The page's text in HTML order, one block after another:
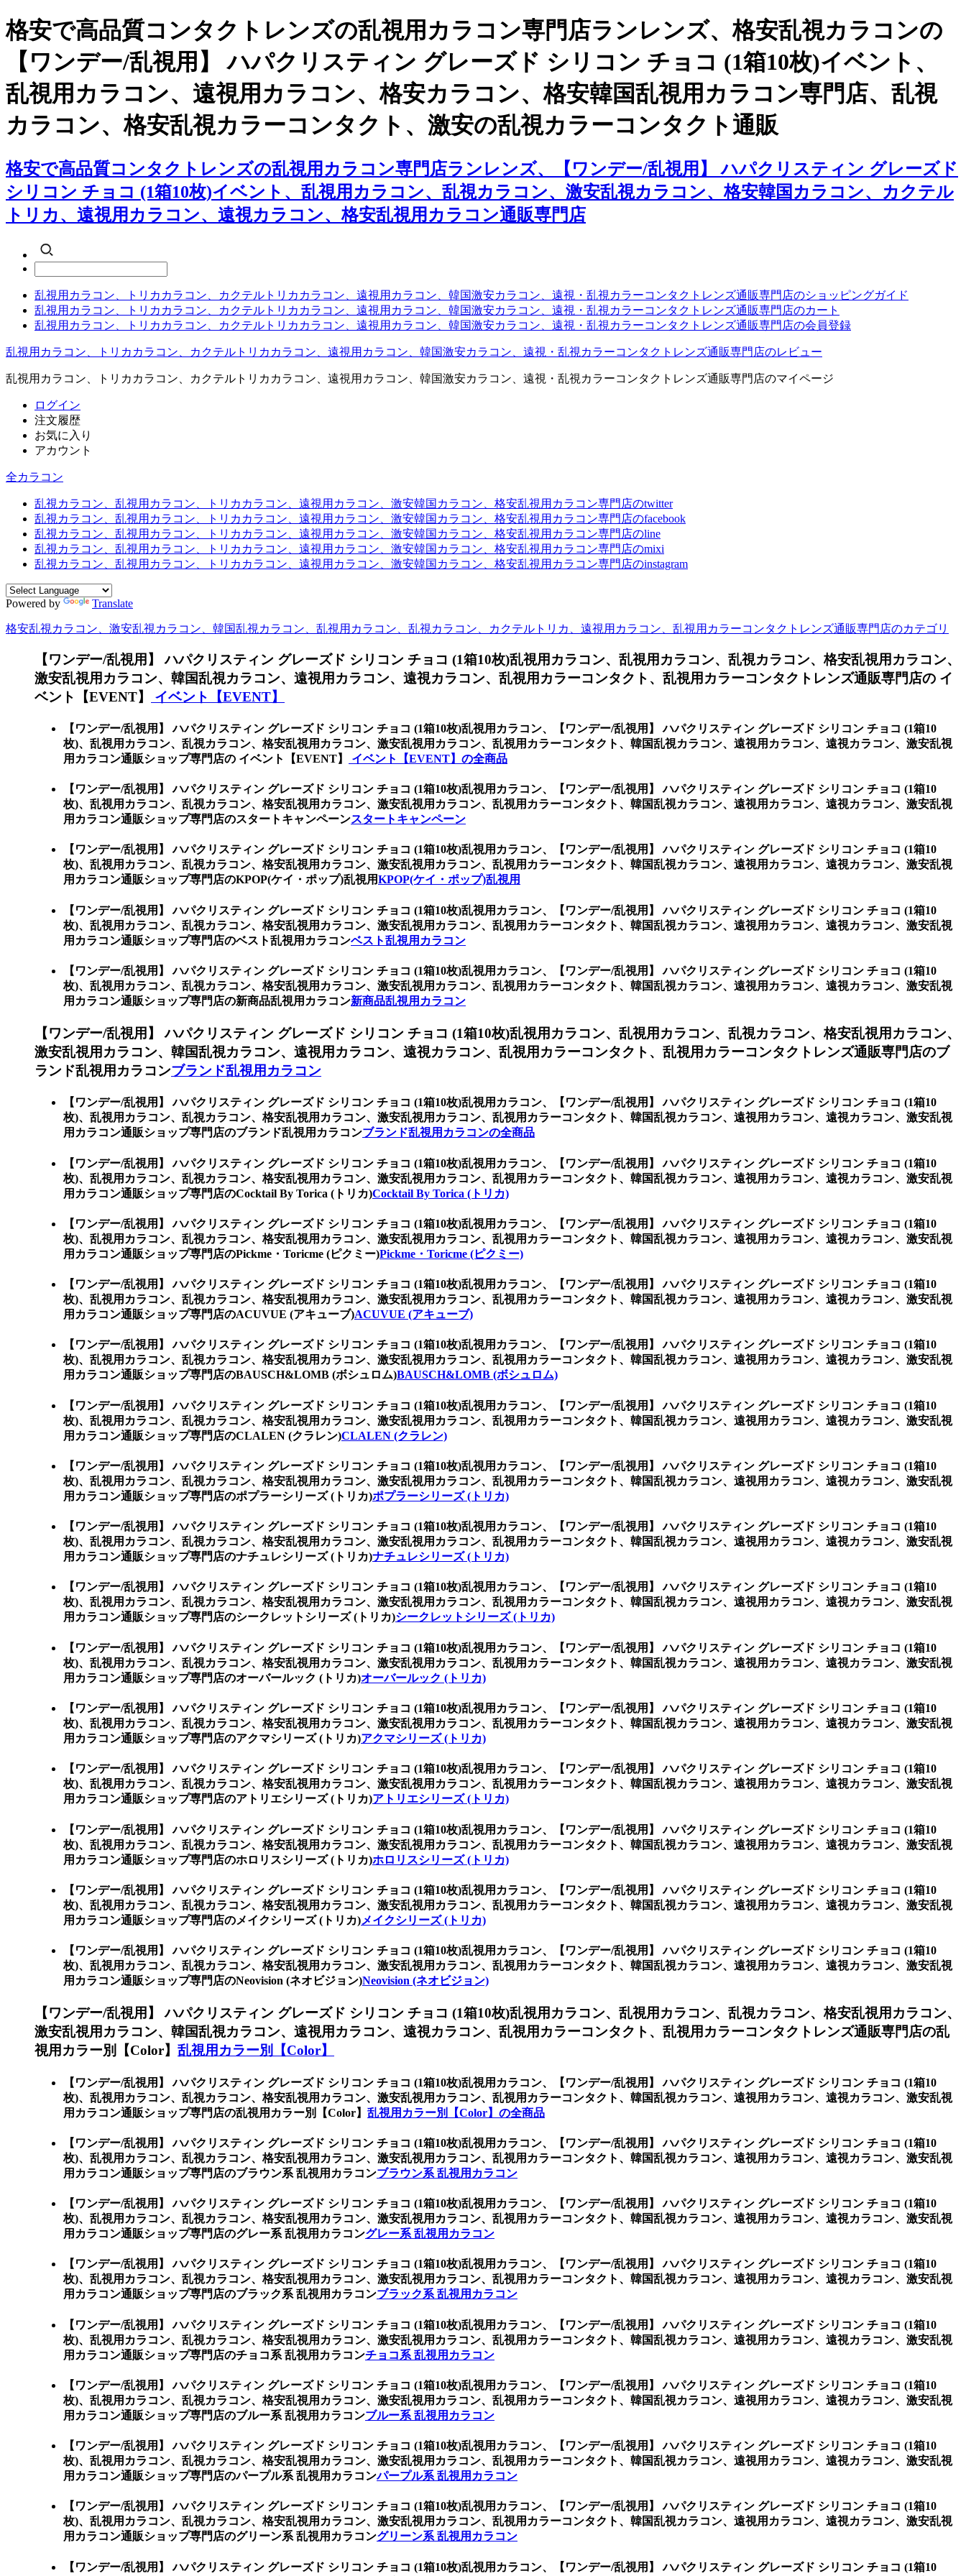
格安で高品質コンタクトレンズの乱視用カラコン専門店ランレンズ、格安乱視カラコンの
【ワンデー/乱視用】 ハパクリスティン グレーズド シリコン チョコ (1箱10枚)イベント、
乱視用カラコン、遠視用カラコン、格安カラコン、格安韓国乱視用カラコン専門店、乱視
カラコン、格安乱視カラーコンタクト、激安の乱視カラーコンタクト通販
格安で高品質コンタクトレンズの乱視用カラコン専門店ランレンズ、【ワンデー/乱視用】 ハパクリスティン グレーズド
シリコン チョコ (1箱10枚)イベント、乱視用カラコン、乱視カラコン、激安乱視カラコン、格安韓国カラコン、カクテル
トリカ、遠視用カラコン、遠視カラコン、格安乱視用カラコン通販専門店
乱視用カラコン、トリカカラコン、カクテルトリカカラコン、遠視用カラコン、韓国激安カラコン、遠視・乱視カラーコンタクトレンズ通販専門店のショッピングガイド
乱視用カラコン、トリカカラコン、カクテルトリカカラコン、遠視用カラコン、韓国激安カラコン、遠視・乱視カラーコンタクトレンズ通販専門店のカート
乱視用カラコン、トリカカラコン、カクテルトリカカラコン、遠視用カラコン、韓国激安カラコン、遠視・乱視カラーコンタクトレンズ通販専門店の会員登録
乱視用カラコン、トリカカラコン、カクテルトリカカラコン、遠視用カラコン、韓国激安カラコン、遠視・乱視カラーコンタクトレンズ通販専門店のレビュー
乱視用カラコン、トリカカラコン、カクテルトリカカラコン、遠視用カラコン、韓国激安カラコン、遠視・乱視カラーコンタクトレンズ通販専門店のマイページ
ログイン
注文履歴
お気に入り
アカウント
全カラコン
乱視カラコン、乱視用カラコン、トリカカラコン、遠視用カラコン、激安韓国カラコン、格安乱視用カラコン専門店のtwitter
乱視カラコン、乱視用カラコン、トリカカラコン、遠視用カラコン、激安韓国カラコン、格安乱視用カラコン専門店のfacebook
乱視カラコン、乱視用カラコン、トリカカラコン、遠視用カラコン、激安韓国カラコン、格安乱視用カラコン専門店のline
乱視カラコン、乱視用カラコン、トリカカラコン、遠視用カラコン、激安韓国カラコン、格安乱視用カラコン専門店のmixi
乱視カラコン、乱視用カラコン、トリカカラコン、遠視用カラコン、激安韓国カラコン、格安乱視用カラコン専門店のinstagram
Powered by Translate
格安乱視カラコン、激安乱視カラコン、韓国乱視カラコン、乱視用カラコン、乱視カラコン、カクテルトリカ、遠視用カラコン、乱視用カラーコンタクトレンズ通販専門店のカテゴリ
【ワンデー/乱視用】 ハパクリスティン グレーズド シリコン チョコ (1箱10枚)乱視用カラコン、 乱視用カラコン、乱視カラコン、格安乱視用カラコン、
激安乱視用カラコン、韓国乱視カラコン、遠視用カラコン、遠視カラコン、乱視用カラーコンタクト、乱視用カラーコンタクトレンズ通販専門店の イ
ベント【EVENT】
イベント【EVENT】
【ワンデー/乱視用】 ハパクリスティン グレーズド シリコン チョコ (1箱10枚)乱視用カラコン、
【ワンデー/乱視用】 ハパクリスティン グレーズド シリコン チョコ (1箱10
枚)、乱視用カラコン、乱視カラコン、格安乱視用カラコン、激安乱視用カラコン、乱視用カラーコンタクト、韓国乱視カラコン、遠視用カラコン、遠視カラコン、激安乱視
用カラコン通販ショップ専門店の イベント【EVENT】
イベント【EVENT】の全商品
【ワンデー/乱視用】 ハパクリスティン グレーズド シリコン チョコ (1箱10枚)乱視用カラコン、
【ワンデー/乱視用】 ハパクリスティン グレーズド シリコン チョコ (1箱10
枚)、乱視用カラコン、乱視カラコン、格安乱視用カラコン、激安乱視用カラコン、乱視用カラーコンタクト、韓国乱視カラコン、遠視用カラコン、遠視カラコン、激安乱視
用カラコン通販ショップ専門店のスタートキャンペーンスタートキャンペーン
【ワンデー/乱視用】 ハパクリスティン グレーズド シリコン チョコ (1箱10枚)乱視用カラコン、
【ワンデー/乱視用】 ハパクリスティン グレーズド シリコン チョコ (1箱10
枚)、乱視用カラコン、乱視カラコン、格安乱視用カラコン、激安乱視用カラコン、乱視用カラーコンタクト、韓国乱視カラコン、遠視用カラコン、遠視カラコン、激安乱視
用カラコン通販ショップ専門店のKPOP(ケイ・ポップ)乱視用KPOP(ケイ・ポップ)乱視用
【ワンデー/乱視用】 ハパクリスティン グレーズド シリコン チョコ (1箱10枚)乱視用カラコン、
【ワンデー/乱視用】 ハパクリスティン グレーズド シリコン チョコ (1箱10
枚)、乱視用カラコン、乱視カラコン、格安乱視用カラコン、激安乱視用カラコン、乱視用カラーコンタクト、韓国乱視カラコン、遠視用カラコン、遠視カラコン、激安乱視
用カラコン通販ショップ専門店のベスト乱視用カラコンベスト乱視用カラコン
【ワンデー/乱視用】 ハパクリスティン グレーズド シリコン チョコ (1箱10枚)乱視用カラコン、
【ワンデー/乱視用】 ハパクリスティン グレーズド シリコン チョコ (1箱10
枚)、乱視用カラコン、乱視カラコン、格安乱視用カラコン、激安乱視用カラコン、乱視用カラーコンタクト、韓国乱視カラコン、遠視用カラコン、遠視カラコン、激安乱視
用カラコン通販ショップ専門店の新商品乱視用カラコン新商品乱視用カラコン
【ワンデー/乱視用】 ハパクリスティン グレーズド シリコン チョコ (1箱10枚)乱視用カラコン、 乱視用カラコン、乱視カラコン、格安乱視用カラコン、
激安乱視用カラコン、韓国乱視カラコン、遠視用カラコン、遠視カラコン、乱視用カラーコンタクト、乱視用カラーコンタクトレンズ通販専門店のブ
ランド乱視用カラコンブランド乱視用カラコン
【ワンデー/乱視用】 ハパクリスティン グレーズド シリコン チョコ (1箱10枚)乱視用カラコン、
【ワンデー/乱視用】 ハパクリスティン グレーズド シリコン チョコ (1箱10
枚)、乱視用カラコン、乱視カラコン、格安乱視用カラコン、激安乱視用カラコン、乱視用カラーコンタクト、韓国乱視カラコン、遠視用カラコン、遠視カラコン、激安乱視
用カラコン通販ショップ専門店のブランド乱視用カラコンブランド乱視用カラコンの全商品
【ワンデー/乱視用】 ハパクリスティン グレーズド シリコン チョコ (1箱10枚)乱視用カラコン、
【ワンデー/乱視用】 ハパクリスティン グレーズド シリコン チョコ (1箱10
枚)、乱視用カラコン、乱視カラコン、格安乱視用カラコン、激安乱視用カラコン、乱視用カラーコンタクト、韓国乱視カラコン、遠視用カラコン、遠視カラコン、激安乱視
用カラコン通販ショップ専門店のCocktail By Torica (トリカ)Cocktail By Torica (トリカ)
【ワンデー/乱視用】 ハパクリスティン グレーズド シリコン チョコ (1箱10枚)乱視用カラコン、
【ワンデー/乱視用】 ハパクリスティン グレーズド シリコン チョコ (1箱10
枚)、乱視用カラコン、乱視カラコン、格安乱視用カラコン、激安乱視用カラコン、乱視用カラーコンタクト、韓国乱視カラコン、遠視用カラコン、遠視カラコン、激安乱視
用カラコン通販ショップ専門店のPickme・Toricme (ピクミー)Pickme・Toricme (ピクミー)
【ワンデー/乱視用】 ハパクリスティン グレーズド シリコン チョコ (1箱10枚)乱視用カラコン、
【ワンデー/乱視用】 ハパクリスティン グレーズド シリコン チョコ (1箱10
枚)、乱視用カラコン、乱視カラコン、格安乱視用カラコン、激安乱視用カラコン、乱視用カラーコンタクト、韓国乱視カラコン、遠視用カラコン、遠視カラコン、激安乱視
用カラコン通販ショップ専門店のACUVUE (アキューブ)ACUVUE (アキューブ)
【ワンデー/乱視用】 ハパクリスティン グレーズド シリコン チョコ (1箱10枚)乱視用カラコン、
【ワンデー/乱視用】 ハパクリスティン グレーズド シリコン チョコ (1箱10
枚)、乱視用カラコン、乱視カラコン、格安乱視用カラコン、激安乱視用カラコン、乱視用カラーコンタクト、韓国乱視カラコン、遠視用カラコン、遠視カラコン、激安乱視
用カラコン通販ショップ専門店のBAUSCH&LOMB (ボシュロム)BAUSCH&LOMB (ボシュロム)
【ワンデー/乱視用】 ハパクリスティン グレーズド シリコン チョコ (1箱10枚)乱視用カラコン、
【ワンデー/乱視用】 ハパクリスティン グレーズド シリコン チョコ (1箱10
枚)、乱視用カラコン、乱視カラコン、格安乱視用カラコン、激安乱視用カラコン、乱視用カラーコンタクト、韓国乱視カラコン、遠視用カラコン、遠視カラコン、激安乱視
用カラコン通販ショップ専門店のCLALEN (クラレン)CLALEN (クラレン)
【ワンデー/乱視用】 ハパクリスティン グレーズド シリコン チョコ (1箱10枚)乱視用カラコン、
【ワンデー/乱視用】 ハパクリスティン グレーズド シリコン チョコ (1箱10
枚)、乱視用カラコン、乱視カラコン、格安乱視用カラコン、激安乱視用カラコン、乱視用カラーコンタクト、韓国乱視カラコン、遠視用カラコン、遠視カラコン、激安乱視
用カラコン通販ショップ専門店のポプラーシリーズ (トリカ)ポプラーシリーズ (トリカ)
【ワンデー/乱視用】 ハパクリスティン グレーズド シリコン チョコ (1箱10枚)乱視用カラコン、
【ワンデー/乱視用】 ハパクリスティン グレーズド シリコン チョコ (1箱10
枚)、乱視用カラコン、乱視カラコン、格安乱視用カラコン、激安乱視用カラコン、乱視用カラーコンタクト、韓国乱視カラコン、遠視用カラコン、遠視カラコン、激安乱視
用カラコン通販ショップ専門店のナチュレシリーズ (トリカ)ナチュレシリーズ (トリカ)
【ワンデー/乱視用】 ハパクリスティン グレーズド シリコン チョコ (1箱10枚)乱視用カラコン、
【ワンデー/乱視用】 ハパクリスティン グレーズド シリコン チョコ (1箱10
枚)、乱視用カラコン、乱視カラコン、格安乱視用カラコン、激安乱視用カラコン、乱視用カラーコンタクト、韓国乱視カラコン、遠視用カラコン、遠視カラコン、激安乱視
用カラコン通販ショップ専門店のシークレットシリーズ (トリカ)シークレットシリーズ (トリカ)
【ワンデー/乱視用】 ハパクリスティン グレーズド シリコン チョコ (1箱10枚)乱視用カラコン、
【ワンデー/乱視用】 ハパクリスティン グレーズド シリコン チョコ (1箱10
枚)、乱視用カラコン、乱視カラコン、格安乱視用カラコン、激安乱視用カラコン、乱視用カラーコンタクト、韓国乱視カラコン、遠視用カラコン、遠視カラコン、激安乱視
用カラコン通販ショップ専門店のオーバールック (トリカ)オーバールック (トリカ)
【ワンデー/乱視用】 ハパクリスティン グレーズド シリコン チョコ (1箱10枚)乱視用カラコン、
【ワンデー/乱視用】 ハパクリスティン グレーズド シリコン チョコ (1箱10
枚)、乱視用カラコン、乱視カラコン、格安乱視用カラコン、激安乱視用カラコン、乱視用カラーコンタクト、韓国乱視カラコン、遠視用カラコン、遠視カラコン、激安乱視
用カラコン通販ショップ専門店のアクマシリーズ (トリカ)アクマシリーズ (トリカ)
【ワンデー/乱視用】 ハパクリスティン グレーズド シリコン チョコ (1箱10枚)乱視用カラコン、
【ワンデー/乱視用】 ハパクリスティン グレーズド シリコン チョコ (1箱10
枚)、乱視用カラコン、乱視カラコン、格安乱視用カラコン、激安乱視用カラコン、乱視用カラーコンタクト、韓国乱視カラコン、遠視用カラコン、遠視カラコン、激安乱視
用カラコン通販ショップ専門店のアトリエシリーズ (トリカ)アトリエシリーズ (トリカ)
【ワンデー/乱視用】 ハパクリスティン グレーズド シリコン チョコ (1箱10枚)乱視用カラコン、
【ワンデー/乱視用】 ハパクリスティン グレーズド シリコン チョコ (1箱10
枚)、乱視用カラコン、乱視カラコン、格安乱視用カラコン、激安乱視用カラコン、乱視用カラーコンタクト、韓国乱視カラコン、遠視用カラコン、遠視カラコン、激安乱視
用カラコン通販ショップ専門店のホロリスシリーズ (トリカ)ホロリスシリーズ (トリカ)
【ワンデー/乱視用】 ハパクリスティン グレーズド シリコン チョコ (1箱10枚)乱視用カラコン、
【ワンデー/乱視用】 ハパクリスティン グレーズド シリコン チョコ (1箱10
枚)、乱視用カラコン、乱視カラコン、格安乱視用カラコン、激安乱視用カラコン、乱視用カラーコンタクト、韓国乱視カラコン、遠視用カラコン、遠視カラコン、激安乱視
用カラコン通販ショップ専門店のメイクシリーズ (トリカ)メイクシリーズ (トリカ)
【ワンデー/乱視用】 ハパクリスティン グレーズド シリコン チョコ (1箱10枚)乱視用カラコン、
【ワンデー/乱視用】 ハパクリスティン グレーズド シリコン チョコ (1箱10
枚)、乱視用カラコン、乱視カラコン、格安乱視用カラコン、激安乱視用カラコン、乱視用カラーコンタクト、韓国乱視カラコン、遠視用カラコン、遠視カラコン、激安乱視
用カラコン通販ショップ専門店のNeovision (ネオビジョン)Neovision (ネオビジョン)
【ワンデー/乱視用】 ハパクリスティン グレーズド シリコン チョコ (1箱10枚)乱視用カラコン、 乱視用カラコン、乱視カラコン、格安乱視用カラコン、
激安乱視用カラコン、韓国乱視カラコン、遠視用カラコン、遠視カラコン、乱視用カラーコンタクト、乱視用カラーコンタクトレンズ通販専門店の乱
視用カラー別【Color】 乱視用カラー別【Color】
【ワンデー/乱視用】 ハパクリスティン グレーズド シリコン チョコ (1箱10枚)乱視用カラコン、
【ワンデー/乱視用】 ハパクリスティン グレーズド シリコン チョコ (1箱10
枚)、乱視用カラコン、乱視カラコン、格安乱視用カラコン、激安乱視用カラコン、乱視用カラーコンタクト、韓国乱視カラコン、遠視用カラコン、遠視カラコン、激安乱視
用カラコン通販ショップ専門店の乱視用カラー別【Color】 乱視用カラー別【Color】の全商品
【ワンデー/乱視用】 ハパクリスティン グレーズド シリコン チョコ (1箱10枚)乱視用カラコン、
【ワンデー/乱視用】 ハパクリスティン グレーズド シリコン チョコ (1箱10
枚)、乱視用カラコン、乱視カラコン、格安乱視用カラコン、激安乱視用カラコン、乱視用カラーコンタクト、韓国乱視カラコン、遠視用カラコン、遠視カラコン、激安乱視
用カラコン通販ショップ専門店のブラウン系 乱視用カラコンブラウン系 乱視用カラコン
【ワンデー/乱視用】 ハパクリスティン グレーズド シリコン チョコ (1箱10枚)乱視用カラコン、
【ワンデー/乱視用】 ハパクリスティン グレーズド シリコン チョコ (1箱10
枚)、乱視用カラコン、乱視カラコン、格安乱視用カラコン、激安乱視用カラコン、乱視用カラーコンタクト、韓国乱視カラコン、遠視用カラコン、遠視カラコン、激安乱視
用カラコン通販ショップ専門店のグレー系 乱視用カラコングレー系 乱視用カラコン
【ワンデー/乱視用】 ハパクリスティン グレーズド シリコン チョコ (1箱10枚)乱視用カラコン、
【ワンデー/乱視用】 ハパクリスティン グレーズド シリコン チョコ (1箱10
枚)、乱視用カラコン、乱視カラコン、格安乱視用カラコン、激安乱視用カラコン、乱視用カラーコンタクト、韓国乱視カラコン、遠視用カラコン、遠視カラコン、激安乱視
用カラコン通販ショップ専門店のブラック系 乱視用カラコンブラック系 乱視用カラコン
【ワンデー/乱視用】 ハパクリスティン グレーズド シリコン チョコ (1箱10枚)乱視用カラコン、
【ワンデー/乱視用】 ハパクリスティン グレーズド シリコン チョコ (1箱10
枚)、乱視用カラコン、乱視カラコン、格安乱視用カラコン、激安乱視用カラコン、乱視用カラーコンタクト、韓国乱視カラコン、遠視用カラコン、遠視カラコン、激安乱視
用カラコン通販ショップ専門店のチョコ系 乱視用カラコンチョコ系 乱視用カラコン
【ワンデー/乱視用】 ハパクリスティン グレーズド シリコン チョコ (1箱10枚)乱視用カラコン、
【ワンデー/乱視用】 ハパクリスティン グレーズド シリコン チョコ (1箱10
枚)、乱視用カラコン、乱視カラコン、格安乱視用カラコン、激安乱視用カラコン、乱視用カラーコンタクト、韓国乱視カラコン、遠視用カラコン、遠視カラコン、激安乱視
用カラコン通販ショップ専門店のブルー系 乱視用カラコンブルー系 乱視用カラコン
【ワンデー/乱視用】 ハパクリスティン グレーズド シリコン チョコ (1箱10枚)乱視用カラコン、
【ワンデー/乱視用】 ハパクリスティン グレーズド シリコン チョコ (1箱10
枚)、乱視用カラコン、乱視カラコン、格安乱視用カラコン、激安乱視用カラコン、乱視用カラーコンタクト、韓国乱視カラコン、遠視用カラコン、遠視カラコン、激安乱視
用カラコン通販ショップ専門店のパープル系 乱視用カラコンパープル系 乱視用カラコン
【ワンデー/乱視用】 ハパクリスティン グレーズド シリコン チョコ (1箱10枚)乱視用カラコン、
【ワンデー/乱視用】 ハパクリスティン グレーズド シリコン チョコ (1箱10
枚)、乱視用カラコン、乱視カラコン、格安乱視用カラコン、激安乱視用カラコン、乱視用カラーコンタクト、韓国乱視カラコン、遠視用カラコン、遠視カラコン、激安乱視
用カラコン通販ショップ専門店のグリーン系 乱視用カラコングリーン系 乱視用カラコン
【ワンデー/乱視用】 ハパクリスティン グレーズド シリコン チョコ (1箱10枚)乱視用カラコン、
【ワンデー/乱視用】 ハパクリスティン グレーズド シリコン チョコ (1箱10